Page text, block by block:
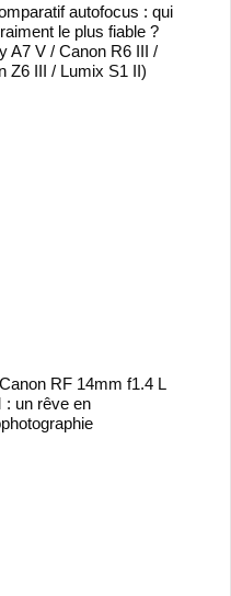
autofocus : qui
le plus fiable ?
A7 V / Canon R6 III /
Z6 III / Lumix S1 II)
RF 14mm f1.4 L
: un rêve en